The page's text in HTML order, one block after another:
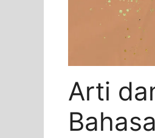
Arti